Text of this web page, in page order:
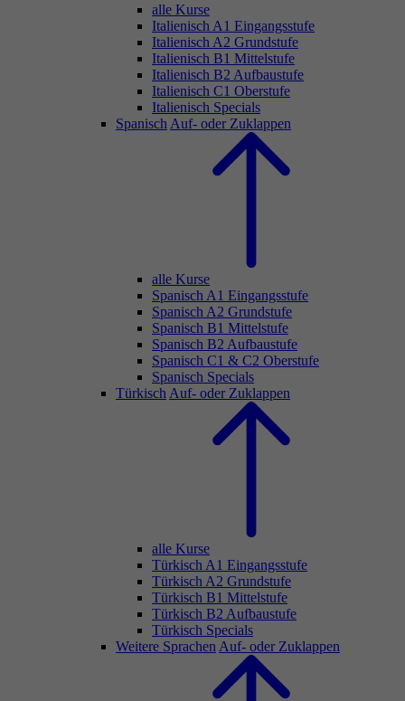
alle Kurse
Italienisch A1 Eingangsstufe
Italienisch A2 Grundstufe
Italienisch B1 Mittelstufe
Italienisch B2 Aufbaustufe
Italienisch C1 Oberstufe
Italienisch Specials
Spanisch Auf- oder Zuklappen
alle Kurse
Spanisch A1 Eingangsstufe
Spanisch A2 Grundstufe
Spanisch B1 Mittelstufe
Spanisch B2 Aufbaustufe
Spanisch C1 & C2 Oberstufe
Spanisch Specials
Türkisch Auf- oder Zuklappen
alle Kurse
Türkisch A1 Eingangsstufe
Türkisch A2 Grundstufe
Türkisch B1 Mittelstufe
Türkisch B2 Aufbaustufe
Türkisch Specials
Weitere Sprachen Auf- oder Zuklappen